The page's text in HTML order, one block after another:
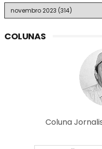
COLUNAS
Coluna